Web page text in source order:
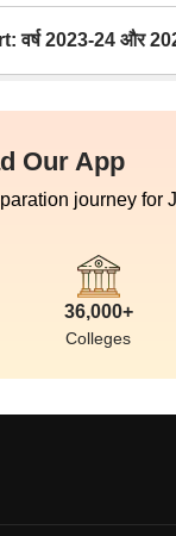
वर्ष 2023-24 और
Our App
journey for
36,000+
Colleges